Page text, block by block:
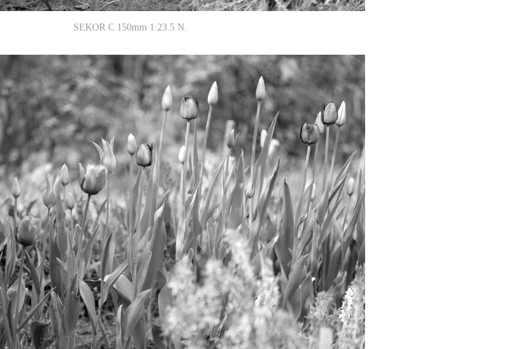
SEKOR C 150mm 1:23.5 N.